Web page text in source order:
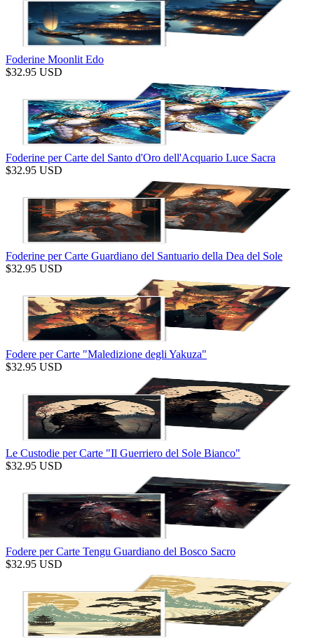
Foderine Moonlit Edo
$32.95 USD
Foderine per Carte del Santo d'Oro dell'Acquario Luce Sacra
$32.95 USD
Foderine per Carte Guardiano del Santuario della Dea del Sole
$32.95 USD
Fodere per Carte "Maledizione degli Yakuza"
$32.95 USD
Le Custodie per Carte "Il Guerriero del Sole Bianco"
$32.95 USD
Fodere per Carte Tengu Guardiano del Bosco Sacro
$32.95 USD